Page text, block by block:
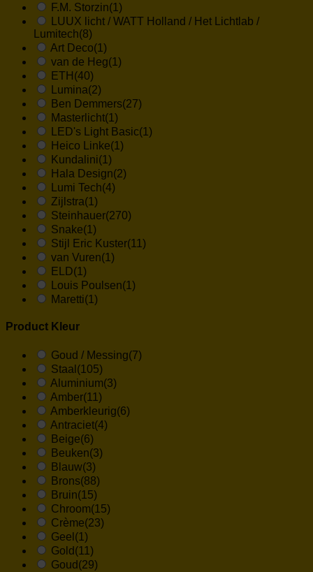
F.M. Storzin(1)
LUUX licht / WATT Holland / Het Lichtlab /
Lumitech(8)
Art Deco(1)
van de Heg(1)
ETH (40)
Lumina(2)
Ben Demmers(27)
Masterlicht(1)
LED's Light Basic(1)
Heico Linke(1)
Kundalini(1)
Hala Design(2)
Lumi Tech(4)
Zijlstra(1)
Steinhauer(270)
Snake(1)
Stijl Eric Kuster(11)
van Vuren(1)
ELD(1)
Louis Poulsen(1)
Maretti(1)
Product Kleur
Goud / Messing(7)
Staal (105)
Aluminium(3)
Amber(11)
Amberkleurig(6)
Antraciet(4)
Beige(6)
Beuken(3)
Blauw(3)
Brons(88)
Bruin(15)
Chroom(15)
Crème(23)
Geel (1)
Gold (11)
Goud (29)